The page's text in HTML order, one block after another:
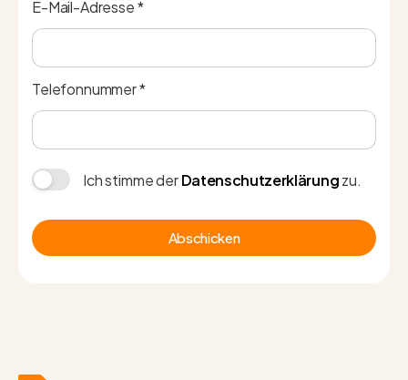
E-Mail-Adresse *
Telefonnummer *
Ich stimme derDatenschutzerklärungzu.
Abschicken